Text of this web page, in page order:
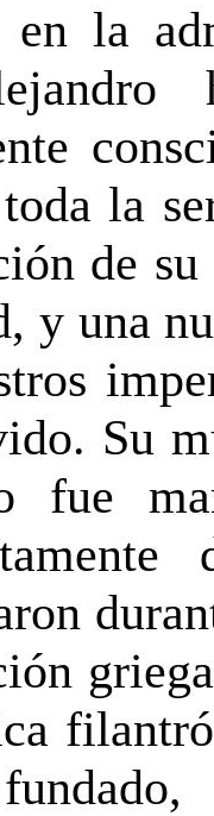
en la
la
de su
y una
Su
fue